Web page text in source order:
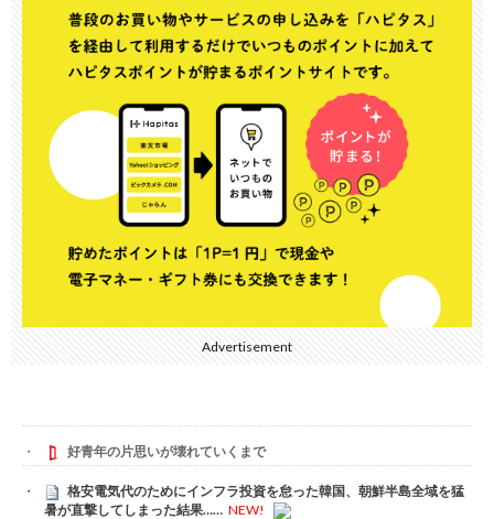
Advertisement
好青年の片思いが壊れていくまで
格安電気代のためにインフラ投資を怠った韓国、朝鮮半島全域を猛
暑が直撃してしまった結果…… NEW!